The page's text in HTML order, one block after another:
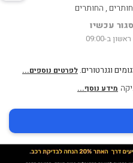
, החותרים
סגור עכשיו
ב-09:00
וגנרטורים.לפרטים נוספים...
מידע נוסף...